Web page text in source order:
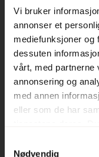
Vi bruker
annonser et
mediefunksjoner og
dessuten
vårt, med partnerne
annonsering og
med annen
eller som de har
Nødvendig
Høyde: 65cm
Bredde: 140cm
Ben og vinkler:
Prisen er pr
Se også